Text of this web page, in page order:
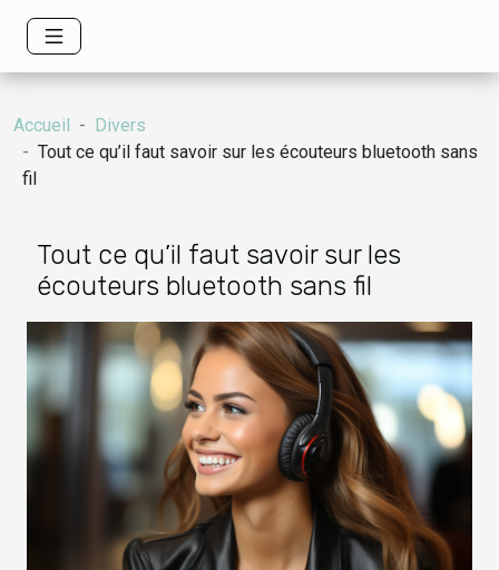
Accueil
Divers
Tout ce qu’il faut savoir sur les écouteurs bluetooth sans
fil
Tout ce qu’il faut savoir sur les
écouteurs bluetooth sans fil